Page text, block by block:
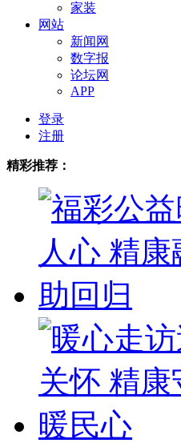
家装
网站
新闻网
数字报
论坛网
APP
登录
注册
精彩推荐：